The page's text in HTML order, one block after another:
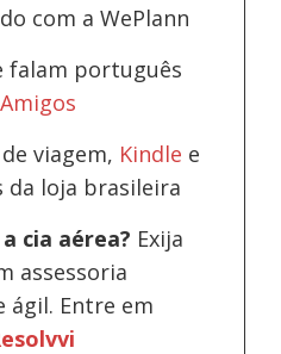
com a WePlann
falam português
viagem, Kindle e
loja brasileira
cia aérea? Exija
assessoria
ágil. Entre em